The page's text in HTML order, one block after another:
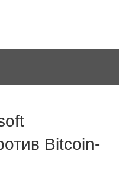
Bitcoin-